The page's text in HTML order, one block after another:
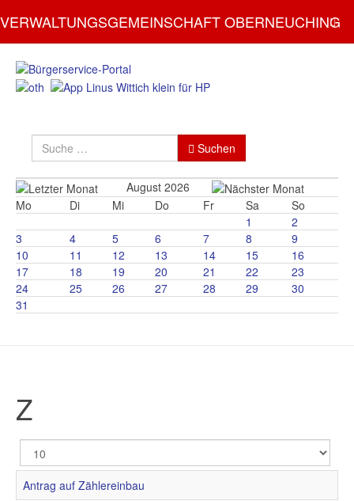
VERWALTUNGSGEMEINSCHAFT OBERNEUCHING
Suchen Suchen
August 2026
Mo
Di Mi Do Fr Sa
So
1
2
3
4 5 6 7 8
9
10
11 12 13 14 15
16
17
18 19 20 21 22
23
24
25 26 27 28 29
30
31
Z
Anzeige
#
Antrag auf Zählereinbau